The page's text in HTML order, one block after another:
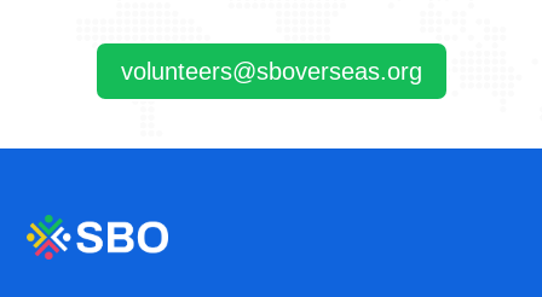
volunteers@sboverseas.org